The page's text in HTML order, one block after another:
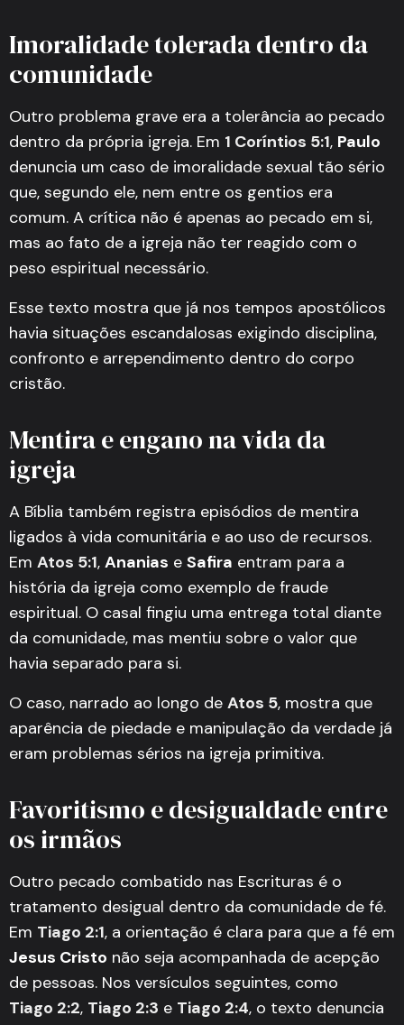
Imoralidade tolerada dentro da
comunidade
Outro problema grave era a tolerância ao pecado
dentro da própria igreja. Em 1 Coríntios 5:1, Paulo
denuncia um caso de imoralidade sexual tão sério
que, segundo ele, nem entre os gentios era
comum. A crítica não é apenas ao pecado em si,
mas ao fato de a igreja não ter reagido com o
peso espiritual necessário.
Esse texto mostra que já nos tempos apostólicos
havia situações escandalosas exigindo disciplina,
confronto e arrependimento dentro do corpo
cristão.
Mentira e engano na vida da
igreja
A Bíblia também registra episódios de mentira
ligados à vida comunitária e ao uso de recursos.
Em Atos 5:1, Ananias e Safira entram para a
história da igreja como exemplo de fraude
espiritual. O casal fingiu uma entrega total diante
da comunidade, mas mentiu sobre o valor que
havia separado para si.
O caso, narrado ao longo de Atos 5, mostra que
aparência de piedade e manipulação da verdade já
eram problemas sérios na igreja primitiva.
Favoritismo e desigualdade entre
os irmãos
Outro pecado combatido nas Escrituras é o
tratamento desigual dentro da comunidade de fé.
Em Tiago 2:1, a orientação é clara para que a fé em
Jesus Cristo não seja acompanhada de acepção
de pessoas. Nos versículos seguintes, como
Tiago 2:2, Tiago 2:3 e Tiago 2:4, o texto denuncia